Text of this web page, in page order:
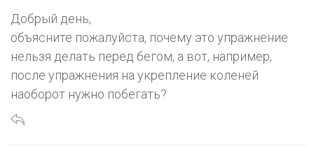
Добрый день,
объясните пожалуйста, почему это упражнение
нельзя делать перед бегом, а вот, например,
после упражнения на укрепление коленей
наоборот нужно побегать?